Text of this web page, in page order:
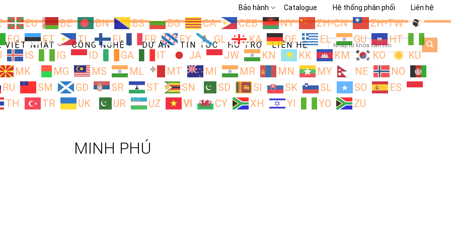
Bảo hành Catalogue Hệ thống phân phối Liên hệ
EU BE BN BS BG CA CEB NY ZH-CN
ZH-TW
EO ET TL FI FR FY GL KA DE EL GU
HT
IS IG ID GA IT JA JW KN KK KM KO
KU
MK MG MS ML MT MI MR MN MY NE
NO
RU SM GD SR ST SN SD SI SK SL SO
ES
TH TR UK UR UZ VI CY XH YI YO ZU
VIỆT NHẬT CÔNG NGHỆ DỰ ÁN TIN TỨC HỖ TRỢ LIÊN HỆ
Search
for:
MINH PHÚ